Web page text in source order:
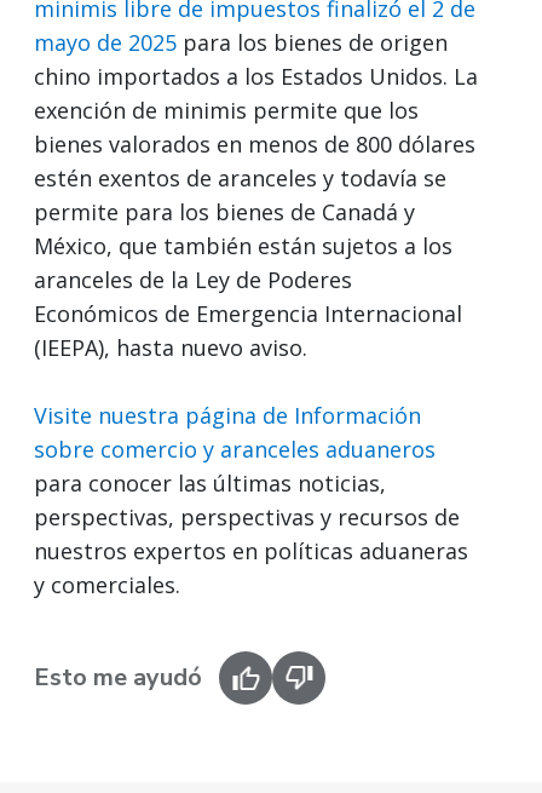
minimis libre de impuestos finalizó el 2 de
mayo de 2025 para los bienes de origen
chino importados a los Estados Unidos. La
exención de minimis permite que los
bienes valorados en menos de 800 dólares
estén exentos de aranceles y todavía se
permite para los bienes de Canadá y
México, que también están sujetos a los
aranceles de la Ley de Poderes
Económicos de Emergencia Internacional
(IEEPA), hasta nuevo aviso.
Visite nuestra página de Información
sobre comercio y aranceles aduaneros
para conocer las últimas noticias,
perspectivas, perspectivas y recursos de
nuestros expertos en políticas aduaneras
y comerciales.
Esto me ayudó